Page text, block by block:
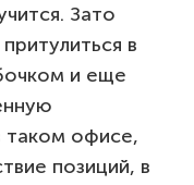
Зато
в
и еще
таком офисе,
позиций, в